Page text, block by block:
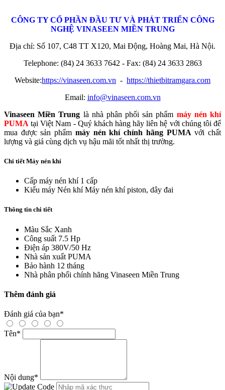
CÔNG TY CỔ PHẦN ĐẦU TƯ VÀ PHÁT TRIỂN CÔNG
NGHỆ VINASEEN MIỀN TRUNG
Địa chỉ: Số 107, C48 TT X120, Mai Động, Hoàng Mai, Hà Nội.
Telephone: (84) 24 3633 7642 - Fax: (84) 24 3633 2863
Website:https://vinaseen.com.vn - https://thietbitramgara.com
Email: info@vinaseen.com.vn
Vinaseen Miền Trung là nhà phân phối sản phẩm máy nén khí
PUMA tại Việt Nam - Quý khách hàng hãy liên hệ với chúng tôi để
mua được sản phẩm máy nén khí chính hãng PUMA với chất
lượng và giá cùng dịch vụ hậu mãi tốt nhất thị trường.
Chi tiết Máy nén khí
Cấp máy nén khí 1 cấp
Kiểu máy Nén khí Máy nén khí piston, dây đai
Thông tin chi tiết
Màu Sắc Xanh
Công suất 7.5 Hp
Điện áp 380V/50 Hz
Nhà sản xuất PUMA
Bảo hành 12 tháng
Nhà phân phối chính hãng Vinaseen Miền Trung
Thêm đánh giá
Đánh giá của bạn*
Tên*
Nội dung*